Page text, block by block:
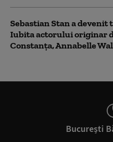
Sebastian Stan a devenit
Iubita actorului originar
Constanța, Annabelle
București